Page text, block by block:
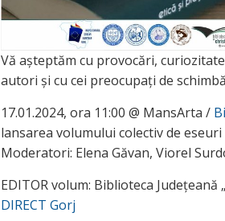
Vă așteptăm cu provocări,
autori și cu cei preocupați de
17.01.2024, ora 11:00 @ MansArta /
lansarea volumului colectiv de
Moderatori: Elena Găvan, Viorel
EDITOR volum: Biblioteca Judeţeană
DIRECT Gorj